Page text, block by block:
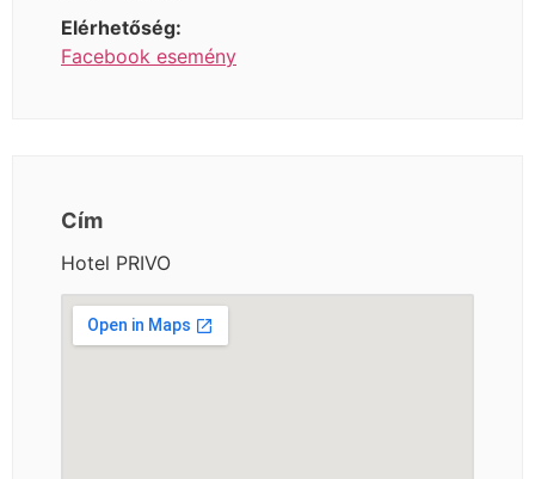
Elérhetőség:
Facebook esemény
Cím
Hotel PRIVO